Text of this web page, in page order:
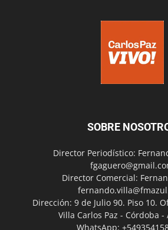
SOBRE
Director Periodístico:
Director Comercial:
Dirección: 9 de Julio 90. Piso 10.
Villa Carlos Paz - Córdoba
WhatsApp: